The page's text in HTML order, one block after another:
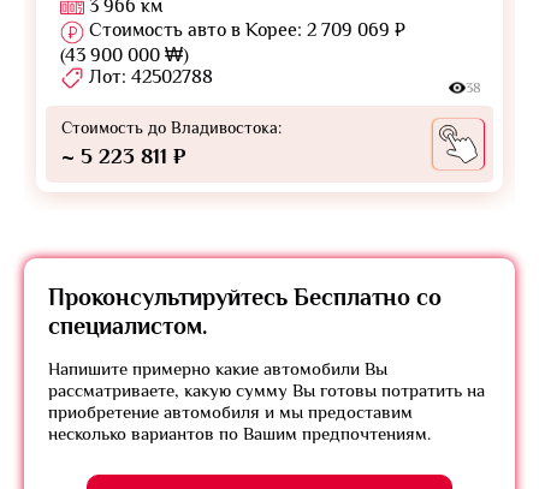
3 966 км
Стоимость авто в Корее: 2 709 069 ₽
(43 900 000 ₩)
Лот: 42502788
38
Стоимость до Владивостока:
~ 5 223 811 ₽
Проконсультируйтесь Бесплатно со
специалистом.
Напишите примерно какие автомобили Вы
рассматриваете, какую сумму Вы готовы потратить на
приобретение автомобиля и мы предоставим
несколько вариантов по Вашим предпочтениям.